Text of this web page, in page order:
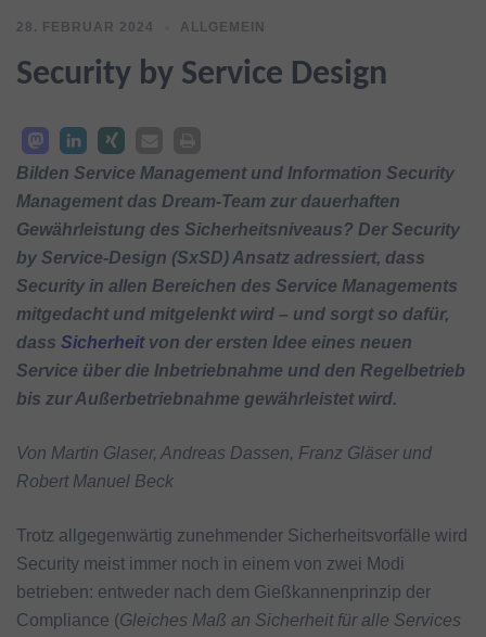
28. FEBRUAR 2024 ALLGEMEIN
Security by Service Design
Bilden Service Management und Information Security
Management das Dream-Team zur dauerhaften
Gewährleistung des Sicherheitsniveaus? Der Security
by Service-Design (SxSD) Ansatz adressiert, dass
Security in allen Bereichen des Service Managements
mitgedacht und mitgelenkt wird – und sorgt so dafür,
dass Sicherheitvon der ersten Idee eines neuen
Service über die Inbetriebnahme und den Regelbetrieb
bis zur Außerbetriebnahme gewährleistet wird.
Von Martin Glaser, Andreas Dassen, Franz Gläser und
Robert Manuel Beck
Trotz allgegenwärtig zunehmender Sicherheitsvorfälle wird
Security meist immer noch in einem von zwei Modi
betrieben: entweder nach dem Gießkannenprinzip der
Compliance (Gleiches Maß an Sicherheit für alle Services